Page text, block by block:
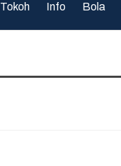
Tokoh Info Bola